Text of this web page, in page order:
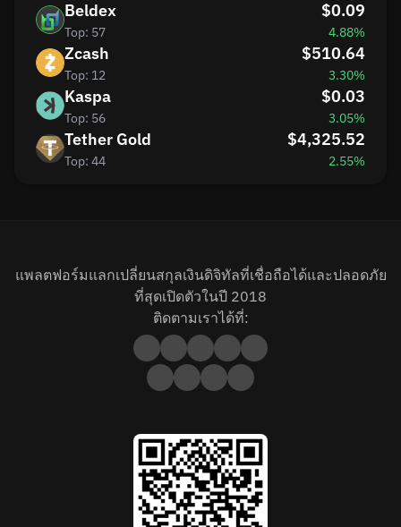
Beldex
Top: 57
$0.09
4.88%
Zcash
Top: 12
$510.64
3.30%
Kaspa
Top: 56
$0.03
3.05%
Tether Gold
Top: 44
$4,325.52
2.55%
แพลตฟอร์มแลกเปลี่ยนสกุลเงินดิจิทัลที่เชื่อถือได้และปลอดภัย
ที่สุดเปิดตัวในปี 2018
ติดตามเราได้ที่: